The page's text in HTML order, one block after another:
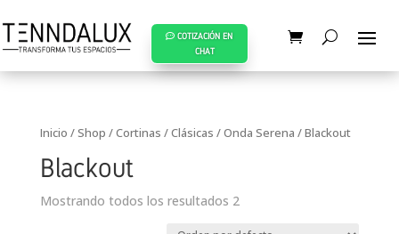
COTIZACIÓN EN
CHAT
Inicio /Shop /Cortinas /Clásicas /Onda Serena / Blackout
Blackout
Mostrando todos los resultados 2